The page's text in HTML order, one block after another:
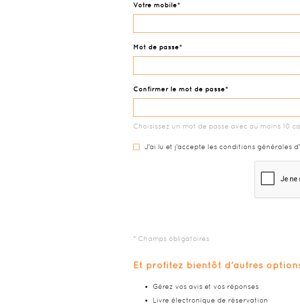
Votre mobile
Mot de passe
Confirmer le mot de passe
Choisissez un mot de passe avec au moins 10
J'ai lu et j'accepte les conditions générales
Et profitez bientôt d'autres
Gérez vos avis et vos réponses
Livre électronique de réservation